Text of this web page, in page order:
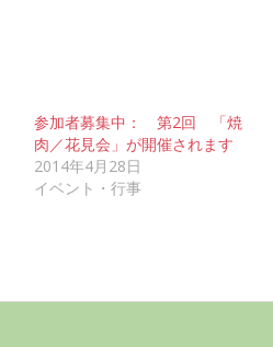
参加者募集中： 第2回 「焼
肉／花見会」が開催されます
2014年4月28日
イベント・行事